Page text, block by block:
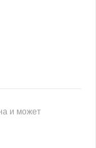
и может